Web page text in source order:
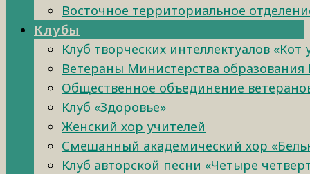
Восточное территориальное
Клубы
Клуб творческих интеллектуалов «Кот
Ветераны Министерства образования
Общественное объединение
Клуб «Здоровье»
Женский хор учителей
Смешанный академический хор
Клуб авторской песни «Четыре